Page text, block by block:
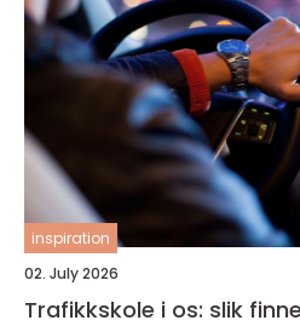
inspiration
02. July 2026
Trafikkskole i os: slik